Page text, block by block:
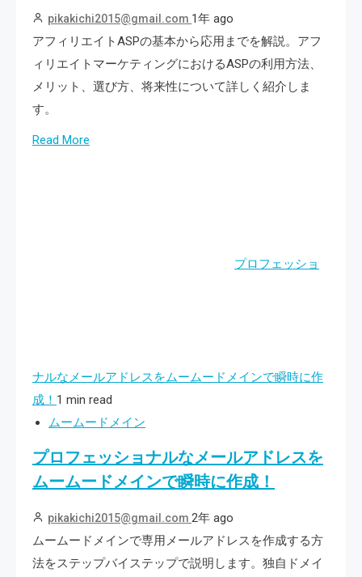
pikakichi2015@gmail.com 1年 ago
アフィリエイトASPの基本から応用までを解説。アフ
ィリエイトマーケティングにおけるASPの利用方法、
メリット、選び方、将来性について詳しく紹介しま
す。
Read More
プロフェッショ
ナルなメールアドレスをムームードメインで瞬時に作
成！ 1 min read
ムームードメイン
プロフェッショナルなメールアドレスを
ムームードメインで瞬時に作成！
pikakichi2015@gmail.com 2年 ago
ムームードメインで専用メールアドレスを作成する方
法をステップバイステップで説明します。独自ドメイ